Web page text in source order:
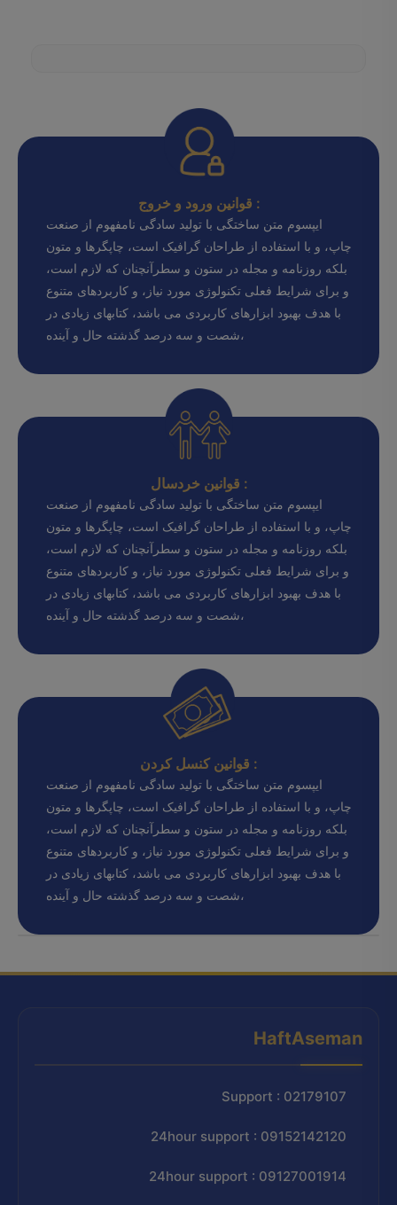
قوانین ورود و خروج :
ایپسوم متن ساختگی با تولید سادگی نامفهوم از صنعت
چاپ، و با استفاده از طراحان گرافیک است، چاپگرها و متون
بلکه روزنامه و مجله در ستون و سطرآنچنان که لازم است،
و برای شرایط فعلی تکنولوژی مورد نیاز، و کاربردهای متنوع
با هدف بهبود ابزارهای کاربردی می باشد، کتابهای زیادی در
شصت و سه درصد گذشته حال و آینده،
قوانین خردسال :
ایپسوم متن ساختگی با تولید سادگی نامفهوم از صنعت
چاپ، و با استفاده از طراحان گرافیک است، چاپگرها و متون
بلکه روزنامه و مجله در ستون و سطرآنچنان که لازم است،
و برای شرایط فعلی تکنولوژی مورد نیاز، و کاربردهای متنوع
با هدف بهبود ابزارهای کاربردی می باشد، کتابهای زیادی در
شصت و سه درصد گذشته حال و آینده،
قوانین کنسل کردن :
ایپسوم متن ساختگی با تولید سادگی نامفهوم از صنعت
چاپ، و با استفاده از طراحان گرافیک است، چاپگرها و متون
بلکه روزنامه و مجله در ستون و سطرآنچنان که لازم است،
و برای شرایط فعلی تکنولوژی مورد نیاز، و کاربردهای متنوع
با هدف بهبود ابزارهای کاربردی می باشد، کتابهای زیادی در
شصت و سه درصد گذشته حال و آینده،
HaftAseman
Support : 02179107
24hour support : 09152142120
24hour support : 09127001914